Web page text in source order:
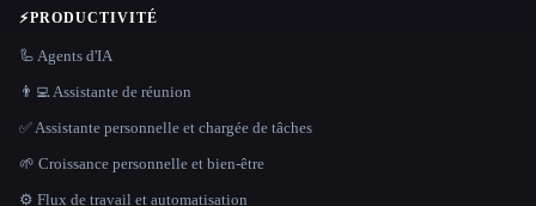
⚡PRODUCTIVITÉ
🦾 Agents d'IA
👨‍💻 Assistante de réunion
✅ Assistante personnelle et chargée de tâches
🌱 Croissance personnelle et bien-être
⚙️ Flux de travail et automatisation